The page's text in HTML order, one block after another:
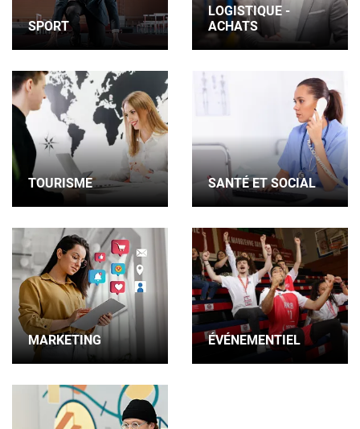
SPORT
LOGISTIQUE -
ACHATS
TOURISME SANTÉ ET SOCIAL
MARKETING ÉVÉNEMENTIEL